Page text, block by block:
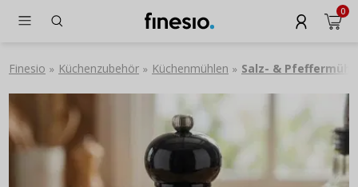
0
Finesio » Küchenzubehör » Küchenmühlen » Salz- &